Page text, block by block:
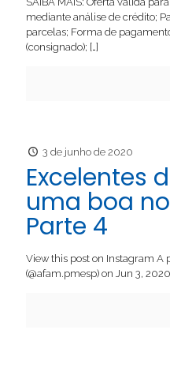
mediante análise de crédito;
parcelas; Forma de
(consignado); […]
3 de junho de 2020
Excelentes
uma boa
Parte 4
View this post on Instagram A
(@afam.pmesp) on Jun 3,